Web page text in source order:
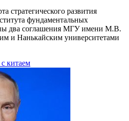
стратегического развития
фундаментальных
два соглашения МГУ имени М.В.
и Нанькайским университетами
китаем